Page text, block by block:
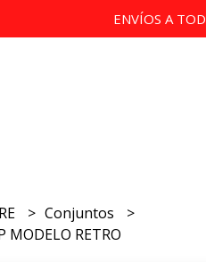
ENVÍOS A
Conjuntos
MODELO RETRO